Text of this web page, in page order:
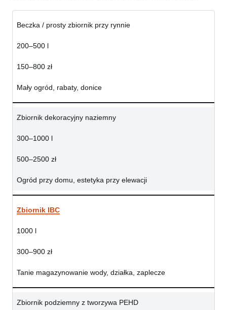
Beczka / prosty zbiornik przy rynnie
200–500 l
150–800 zł
Mały ogród, rabaty, donice
Zbiornik dekoracyjny naziemny
300–1000 l
500–2500 zł
Ogród przy domu, estetyka przy elewacji
Zbiornik IBC
1000 l
300–900 zł
Tanie magazynowanie wody, działka, zaplecze
Zbiornik podziemny z tworzywa PEHD